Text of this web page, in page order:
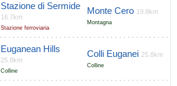
Stazione di Sermide
16.7km
Stazione ferroviaria
Monte Cero 19.8km
Montagna
Euganean Hills
25.8km
Colline
Colli Euganei 25.8km
Colline